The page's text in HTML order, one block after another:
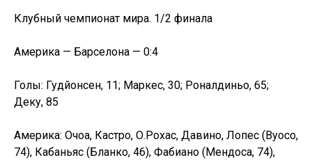
Клубный чемпионат мира. 1/2 финала
Америка — Барселона — 0:4
Голы: Гудйонсен, 11; Маркес, 30; Роналдиньо, 65;
Деку, 85
Америка: Очоа, Кастро, О.Рохас, Давино, Лопес (Вуосо,
74), Кабаньяс (Бланко, 46), Фабиано (Мендоса, 74),